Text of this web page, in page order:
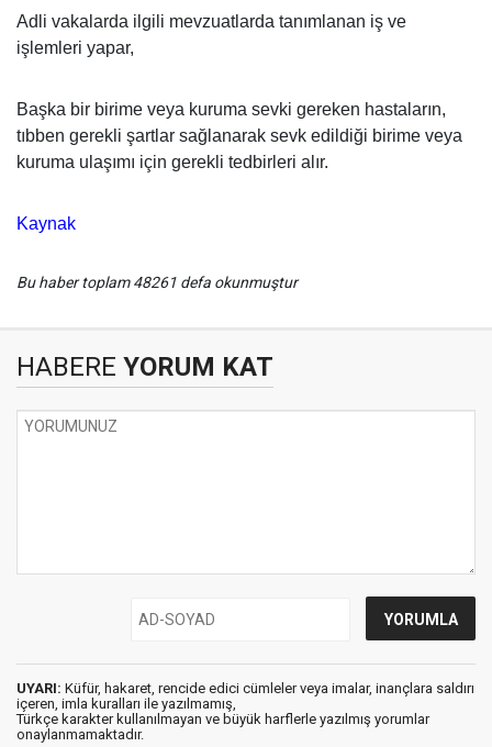
Adli vakalarda ilgili mevzuatlarda tanımlanan iş ve
işlemleri yapar,
Başka bir birime veya kuruma sevki gereken hastaların,
tıbben gerekli şartlar sağlanarak sevk edildiği birime veya
kuruma ulaşımı için gerekli tedbirleri alır.
Kaynak
Bu haber toplam 48261 defa okunmuştur
HABERE YORUM KAT
UYARI: Küfür, hakaret, rencide edici cümleler veya imalar, inançlara saldırı
içeren, imla kuralları ile yazılmamış,
Türkçe karakter kullanılmayan ve büyük harflerle yazılmış yorumlar
onaylanmamaktadır.